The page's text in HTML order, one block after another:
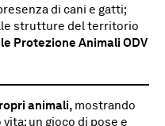
di cani e gatti;
strutture del territorio
Protezione Animali ODV
animali, mostrando
un gioco di pose e